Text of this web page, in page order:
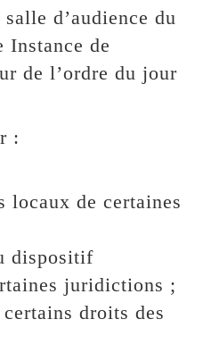
d’audience du
Instance de
de l’ordre du jour
:
locaux de certaines
dispositif
juridictions ;
droits des